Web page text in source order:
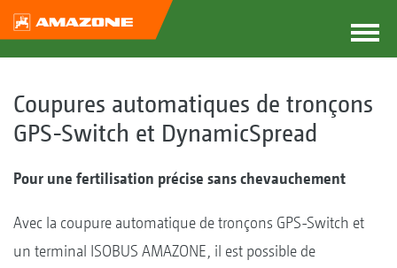
Coupures automatiques de tronçons
GPS-Switch et DynamicSpread
Pour une fertilisation précise sans chevauchement
Avec la coupure automatique de tronçons GPS-Switch et
un terminal ISOBUS AMAZONE, il est possible de